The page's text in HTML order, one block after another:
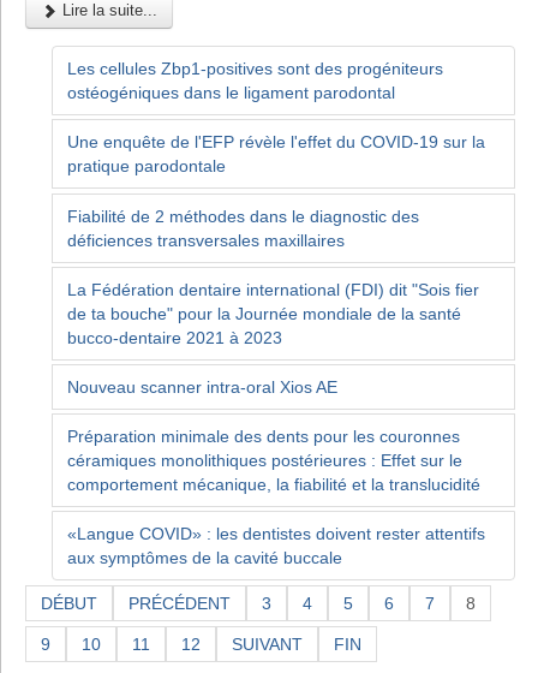
Lire la suite...
Les cellules Zbp1-positives sont des progéniteurs
ostéogéniques dans le ligament parodontal
Une enquête de l'EFP révèle l'effet du COVID-19 sur la
pratique parodontale
Fiabilité de 2 méthodes dans le diagnostic des
déficiences transversales maxillaires
La Fédération dentaire international (FDI) dit "Sois fier
de ta bouche" pour la Journée mondiale de la santé
bucco-dentaire 2021 à 2023
Nouveau scanner intra-oral Xios AE
Préparation minimale des dents pour les couronnes
céramiques monolithiques postérieures : Effet sur le
comportement mécanique, la fiabilité et la translucidité
«Langue COVID» : les dentistes doivent rester attentifs
aux symptômes de la cavité buccale
DÉBUT PRÉCÉDENT 3 4 5 6 7 8
9 10 11 12 SUIVANT FIN